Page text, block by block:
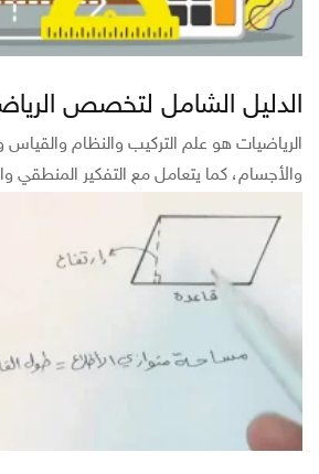
الدليل الشامل لتخصص
الرياضيات هو علم التركيب والنظام
والأجسام، كما يتعامل مع التفكير المنطقي